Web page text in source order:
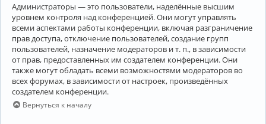
Администраторы — это пользователи, наделённые высшим
уровнем контроля над конференцией. Они могут управлять
всеми аспектами работы конференции, включая разграничение
прав доступа, отключение пользователей, создание групп
пользователей, назначение модераторов и т. п., в зависимости
от прав, предоставленных им создателем конференции. Они
также могут обладать всеми возможностями модераторов во
всех форумах, в зависимости от настроек, произведённых
создателем конференции.
Вернуться к началу